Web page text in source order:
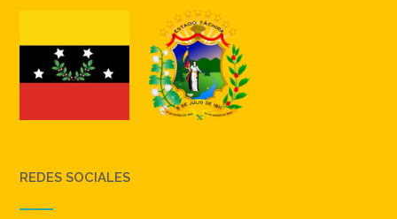
REDES SOCIALES